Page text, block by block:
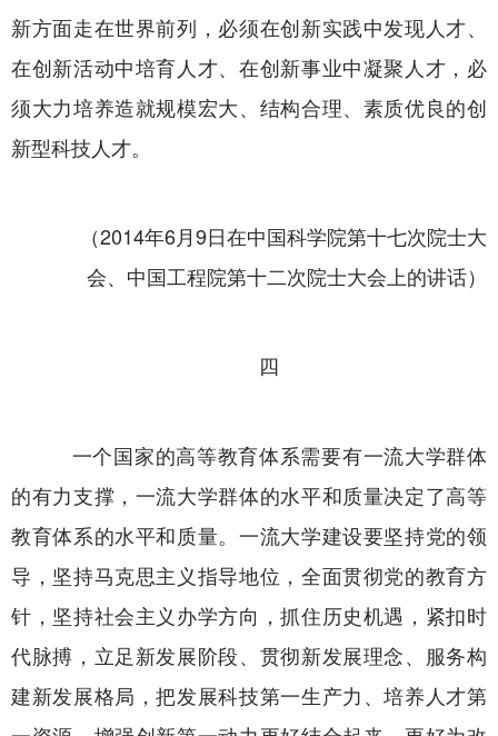
新方面走在世界前列，必须在创新实践中发现人才、
在创新活动中培育人才、在创新事业中凝聚人才，必
须大力培养造就规模宏大、结构合理、素质优良的创
新型科技人才。
（2014年6月9日在中国科学院第十七次院士大
会、中国工程院第十二次院士大会上的讲话）
四
一个国家的高等教育体系需要有一流大学群体
的有力支撑，一流大学群体的水平和质量决定了高等
教育体系的水平和质量。一流大学建设要坚持党的领
导，坚持马克思主义指导地位，全面贯彻党的教育方
针，坚持社会主义办学方向，抓住历史机遇，紧扣时
代脉搏，立足新发展阶段、贯彻新发展理念、服务构
建新发展格局，把发展科技第一生产力、培养人才第